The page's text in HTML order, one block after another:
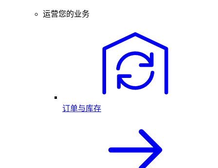
运营您的业务
订单与库存